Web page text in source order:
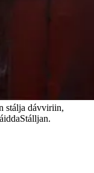
stálja dávviriin,